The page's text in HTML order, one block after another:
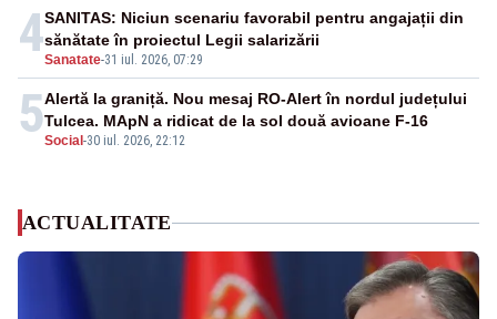
4Sanatate-31 iul. 2026, 07:29
SANITAS: Niciun scenariu favorabil pentru angajații din
sănătate în proiectul Legii salarizării
5Social -30 iul. 2026, 22:12
Alertă la graniță. Nou mesaj RO-Alert în nordul județului
Tulcea. MApN a ridicat de la sol două avioane F-16
ACTUALITATE